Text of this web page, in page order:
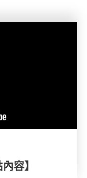
容】